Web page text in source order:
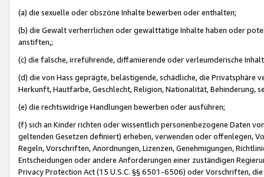
(a) die sexuelle oder obszöne Inhalte bewerben oder enthalten;
(b) die Gewalt verherrlichen oder gewalttätige Inhalte haben oder
anstiften,;
(c) die falsche, irreführende, diffamierende oder verleumderische
(d) die von Hass geprägte, belästigende, schädliche, die Privatsphäre
Herkunft, Hautfarbe, Geschlecht, Religion, Nationalität, Behinderung,
(e) die rechtswidrige Handlungen bewerben oder ausführen;
(f) sich an Kinder richten oder wissentlich personenbezogene Daten
geltenden Gesetzen definiert) erheben, verwenden oder offenlegen,
Regeln, Vorschriften, Anordnungen, Lizenzen, Genehmigungen,
Entscheidungen oder andere Anforderungen einer zuständigen
Privacy Protection Act (15 U.S.C. §§ 6501-6506) oder Vorschriften,